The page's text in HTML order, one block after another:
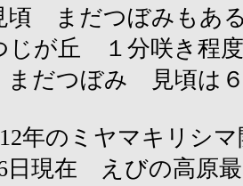
頃 まだつぼみもあ
じが丘 １分咲き程
だつぼみ 見頃は６
年のミヤマキリシ
日現在 えびの高原